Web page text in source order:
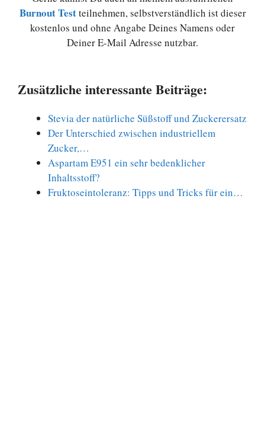
Burnout Testteilnehmen, selbstverständlich ist dieser
kostenlos und ohne Angabe Deines Namens oder
Deiner E-Mail Adresse nutzbar.
Zusätzliche interessante Beiträge:
Stevia der natürliche Süßstoff und Zuckerersatz
Der Unterschied zwischen industriellem
Zucker,…
Aspartam E951 ein sehr bedenklicher
Inhaltsstoff?
Fruktoseintoleranz: Tipps und Tricks für ein…